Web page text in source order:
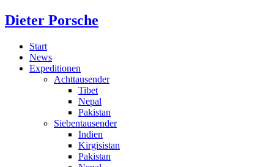
Dieter Porsche
Start
News
Expeditionen
Achttausender
Tibet
Nepal
Pakistan
Siebentausender
Indien
Kirgisistan
Pakistan